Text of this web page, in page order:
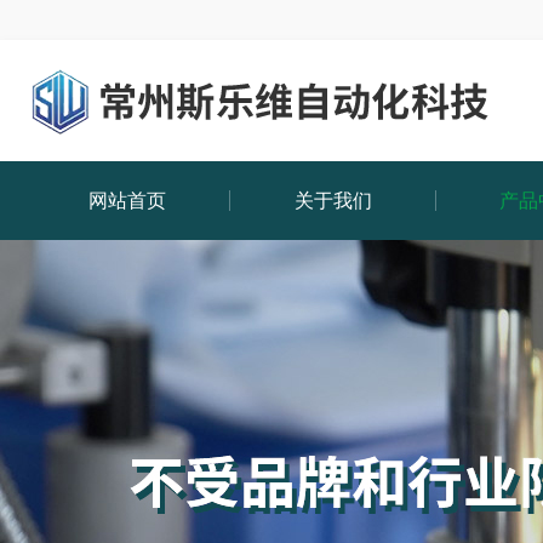
网站首页 关于我们 产品